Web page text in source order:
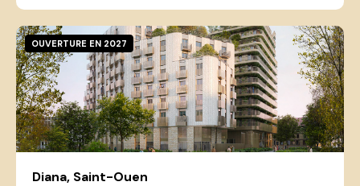
Diana, Saint-Ouen
OUVERTURE EN 2027